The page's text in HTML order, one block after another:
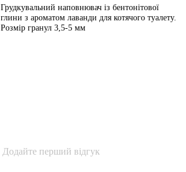
Грудкувальний наповнювач із бентонітової
глини з ароматом лаванди для котячого туалету.
Розмір гранул 3,5-5 мм
Додайте перший відгук